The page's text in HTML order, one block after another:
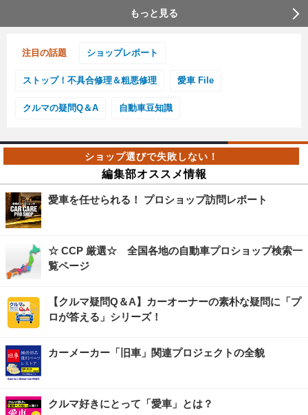
もっと見る
注目の話題 ショップレポート
ストップ！不具合修理＆粗悪修理 愛車 File
クルマの疑問Q＆A 自動車豆知識
編集部オススメ情報
愛車を任せられる！ プロショップ訪問レポート
☆ CCP 厳選☆ 全国各地の自動車プロショップ検索一
覧ページ
【クルマ疑問Q＆A】カーオーナーの素朴な疑問に「プ
ロが答える」シリーズ！
カーメーカー「旧車」関連プロジェクトの全貌
クルマ好きにとって「愛車」とは？